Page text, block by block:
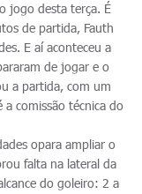
jogo desta terça. É
de partida, Fauth
E aí aconteceu a
de jogar e o
a partida, com um
comissão técnica do
opara ampliar o
falta na lateral da
do goleiro: 2 a